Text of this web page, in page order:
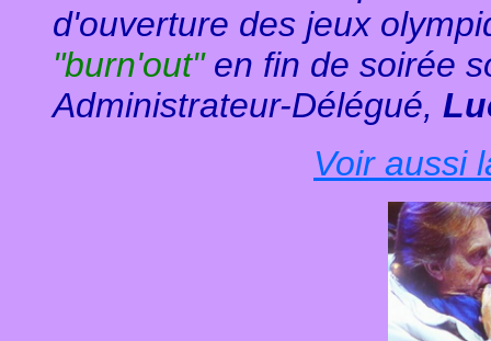
d'ouverture des jeux
"burn'out"en fin de soirée
Administrateur-Délégué,
Voir aussi